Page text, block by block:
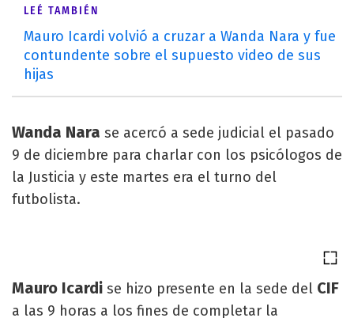
LEÉ TAMBIÉN
Mauro Icardi volvió a cruzar a Wanda Nara y fue
contundente sobre el supuesto video de sus
hijas
Wanda Nara se acercó a sede judicial el pasado
9 de diciembre para charlar con los psicólogos de
la Justicia y este martes era el turno del
futbolista.
Mauro Icardi se hizo presente en la sede del CIF
a las 9 horas a los fines de completar la